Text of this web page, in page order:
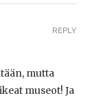
mutta
museot! Ja
REPLY